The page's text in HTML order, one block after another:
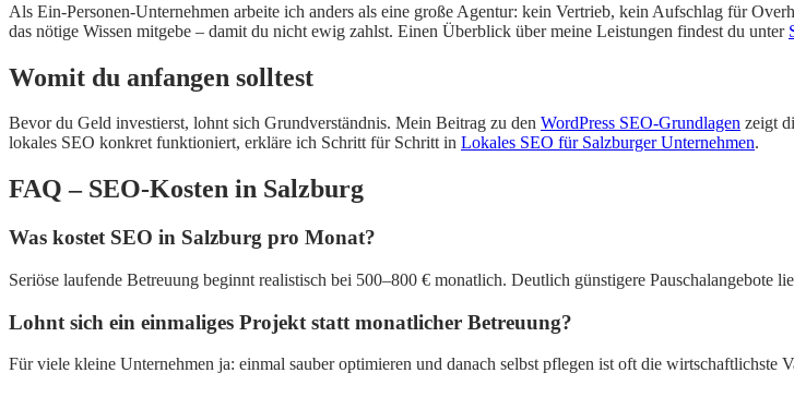
Als Ein-Personen-Unternehmen arbeite ich anders als eine große Agentur: kein Vertrieb, kein Aufschlag für
das nötige Wissen mitgebe – damit du nicht ewig zahlst. Einen Überblick über meine Leistungen findest du unter
Womit du anfangen solltest
Bevor du Geld investierst, lohnt sich Grundverständnis. Mein Beitrag zu den WordPress SEO-Grundlagen zeigt
lokales SEO konkret funktioniert, erkläre ich Schritt für Schritt in Lokales SEO für Salzburger Unternehmen.
FAQ – SEO-Kosten in Salzburg
Was kostet SEO in Salzburg pro Monat?
Seriöse laufende Betreuung beginnt realistisch bei 500–800 € monatlich. Deutlich günstigere Pauschalangebote
Lohnt sich ein einmaliges Projekt statt monatlicher Betreuung?
Für viele kleine Unternehmen ja: einmal sauber optimieren und danach selbst pflegen ist oft die wirtschaftlichste